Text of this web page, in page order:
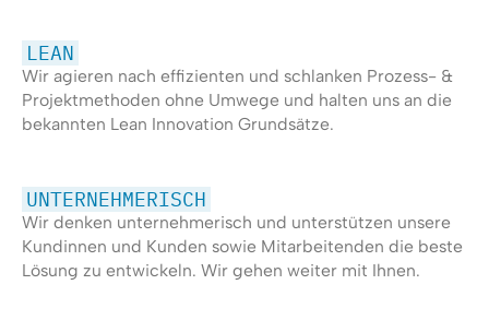
LEAN
Wir agieren nach effizienten und schlanken Prozess- &
Projektmethoden ohne Umwege und halten uns an die
bekannten Lean Innovation Grundsätze.
UNTERNEHMERISCH
Wir denken unternehmerisch und unterstützen unsere
Kundinnen und Kunden sowie Mitarbeitenden die beste
Lösung zu entwickeln. Wir gehen weiter mit Ihnen.